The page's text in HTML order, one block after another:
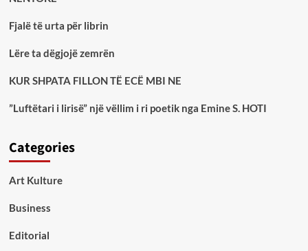
Fjalë të urta për librin
Lëre ta dëgjojë zemrën
KUR SHPATA FILLON TË ECË MBI NE
”Luftëtari i lirisë” një vëllim i ri poetik nga Emine S. HOTI
Categories
Art Kulture
Business
Editorial